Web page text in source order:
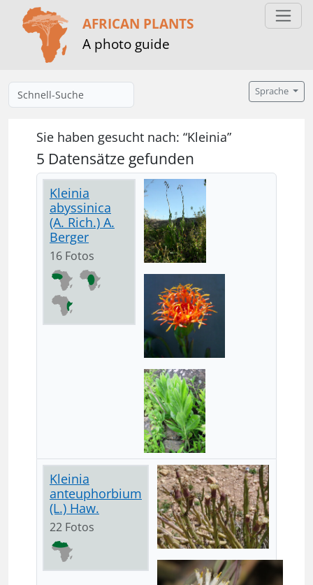
AFRICAN PLANTS
A photo guide
Sprache
Sie haben gesucht nach: “Kleinia”
5 Datensätze gefunden
Kleinia
abyssinica
(A. Rich.) A.
Berger
16 Fotos
Kleinia
anteuphorbium
(L.) Haw.
22 Fotos